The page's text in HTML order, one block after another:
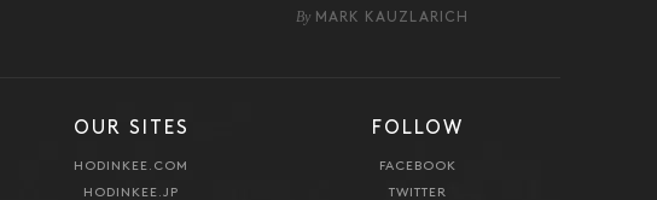
ByMARK KAUZLARICH
OUR SITES
HODINKEE.COM
HODINKEE.JP
FOLLOW
FACEBOOK
TWITTER